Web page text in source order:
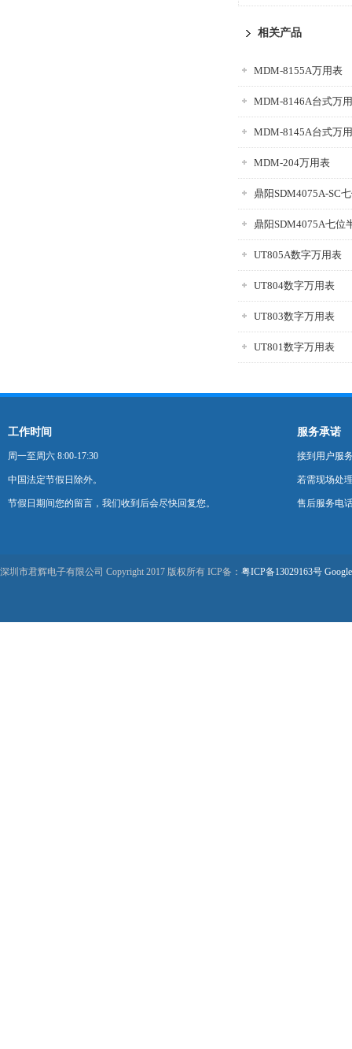
相关产品
MDM-8155A万用表
MDM-8146A台式万
MDM-8145A台式万
MDM-204万用表
鼎阳SDM4075A-SC
鼎阳SDM4075A七位
UT805A数字万用表
UT804数字万用表
UT803数字万用表
UT801数字万用表
工作时间
周一至周六 8:00-17:30
中国法定节假日除外。
节假日期间您的留言，我们收到后会尽快回复您。
服务承诺
接到用户服
若需现场处
售后服务电
深圳市君辉电子有限公司 Copyright 2017 版权所有 ICP备： 粤ICP备13029163号